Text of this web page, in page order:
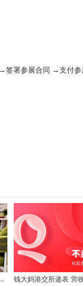
签署参展合同 →支付参
家具SETON系列可能有答案